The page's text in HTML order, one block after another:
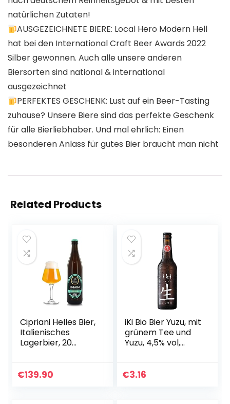
natürlichen Zutaten!
AUSGEZEICHNETE BIERE: Local Hero Modern Hell
hat bei den International Craft Beer Awards 2022
Silber gewonnen. Auch alle unsere anderen
Biersorten sind national & international
ausgezeichnet
PERFEKTES GESCHENK: Lust auf ein Beer-Tasting
zuhause? Unsere Biere sind das perfekte Geschenk
für alle Bierliebhaber. Und mal ehrlich: Einen
besonderen Anlass für gutes Bier braucht man nicht
Related Products
Cipriani Helles Bier,
Italienisches
Lagerbier, 20
€139.90
iKi Bio Bier Yuzu, mit
grünem Tee und
Yuzu, 4,5% vol,
(1 x 330 ml)
€3.16